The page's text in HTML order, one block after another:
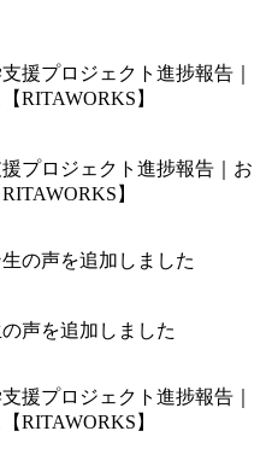
プロジェクト進捗報告｜お
】
声を追加しました